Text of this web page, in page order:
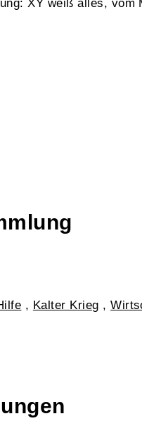
XY weiß alles,
, Kalter Krieg ,